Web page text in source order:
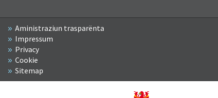
Aministraziun trasparënta
Impressum
Privacy
Cookie
Sitemap